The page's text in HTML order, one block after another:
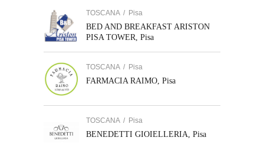
TOSCANA / Pisa
BED AND BREAKFAST ARISTON
PISA TOWER, Pisa
TOSCANA / Pisa
FARMACIA RAIMO, Pisa
TOSCANA / Pisa
BENEDETTI GIOIELLERIA, Pisa